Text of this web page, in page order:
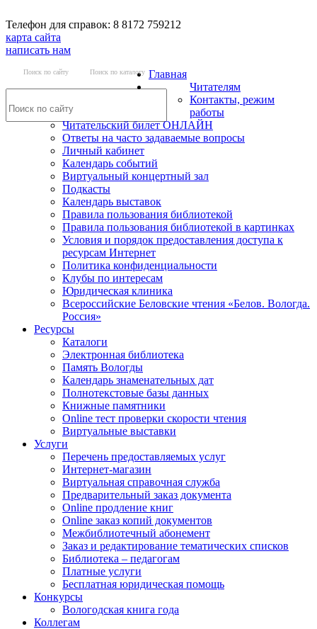
Телефон для справок: 8 8172 759212
карта сайта
написать нам
Поиск по сайту Поиск по каталогу Главная
Читателям
Контакты, режим
работы
Читательский билет ОНЛАЙН
Ответы на часто задаваемые вопросы
Личный кабинет
Календарь событий
Виртуальный концертный зал
Подкасты
Календарь выставок
Правила пользования библиотекой
Правила пользования библиотекой в картинках
Условия и порядок предоставления доступа к
ресурсам Интернет
Политика конфиденциальности
Клубы по интересам
Юридическая клиника
Всероссийские Беловские чтения «Белов. Вологда.
Россия»
Ресурсы
Каталоги
Электронная библиотека
Память Вологды
Календарь знаменательных дат
Полнотекстовые базы данных
Книжные памятники
Online тест проверки скорости чтения
Виртуальные выставки
Услуги
Перечень предоставляемых услуг
Интернет-магазин
Виртуальная справочная служба
Предварительный заказ документа
Online продление книг
Online заказ копий документов
Межбиблиотечный абонемент
Заказ и редактирование тематических списков
Библиотека – педагогам
Платные услуги
Бесплатная юридическая помощь
Конкурсы
Вологодская книга года
Коллегам